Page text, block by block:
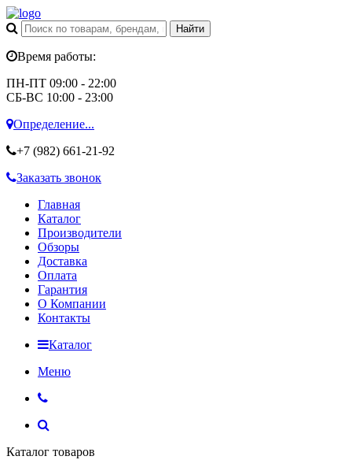
Время работы:
ПН-ПТ 09:00 - 22:00
СБ-ВС 10:00 - 23:00
Определение...
+7 (982) 661-21-92
Заказать звонок
Главная
Каталог
Производители
Обзоры
Доставка
Оплата
Гарантия
О Компании
Контакты
Каталог
Меню
Каталог товаров